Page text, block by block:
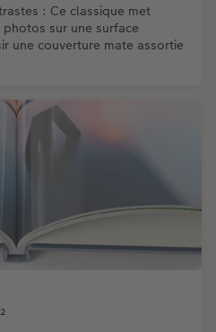
: Ce classique met
sur une surface
une couverture mate assortie